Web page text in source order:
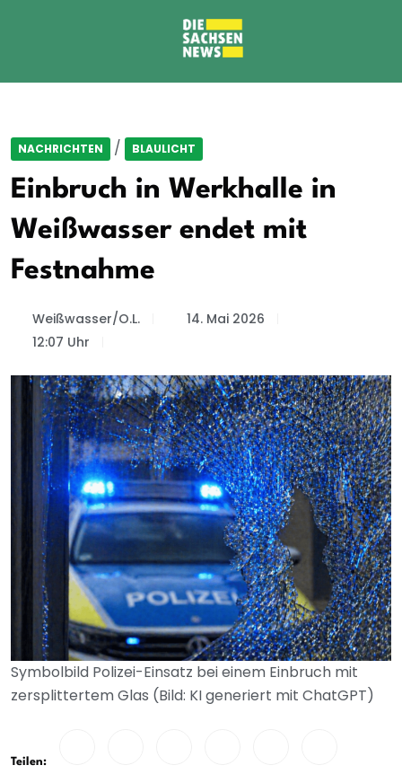
NACHRICHTEN / BLAULICHT
Einbruch in Werkhalle in
Weißwasser endet mit
Festnahme
Weißwasser/O.L.
14. Mai 2026
12:07 Uhr
Symbolbild Polizei-Einsatz bei einem Einbruch mit
zersplittertem Glas (Bild: KI generiert mit ChatGPT)
Teilen: